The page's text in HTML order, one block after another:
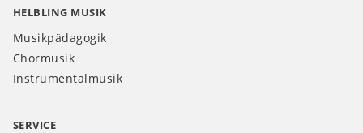
HELBLING MUSIK
Musikpädagogik
Chormusik
Instrumentalmusik
SERVICE